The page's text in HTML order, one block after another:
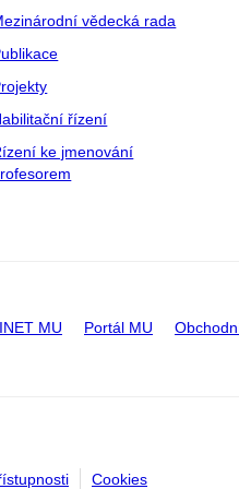
vědecká rada
řízení
ke jmenování
INET MU Portál MU
Cookies